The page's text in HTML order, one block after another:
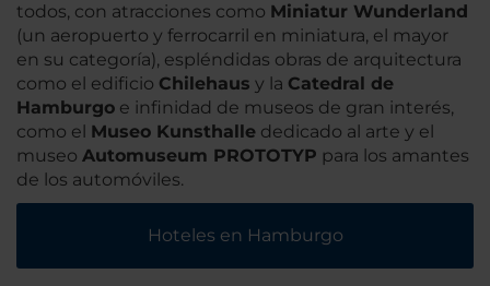
todos, con atracciones como Miniatur Wunderland
(un aeropuerto y ferrocarril en miniatura, el mayor
en su categoría), espléndidas obras de arquitectura
como el edificio Chilehaus y la Catedral de
Hamburgo e infinidad de museos de gran interés,
como el Museo Kunsthalle dedicado al arte y el
museo Automuseum PROTOTYP para los amantes
de los automóviles.
Hoteles en Hamburgo